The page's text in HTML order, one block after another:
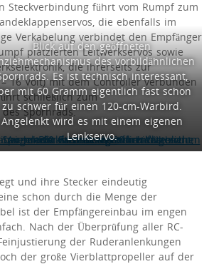
Steckverbindung führt vom Rumpf zum
die ebenfalls im
Verkabelung verbindet den Empfänger
platzierten Leitwerkservos sowie
die ihrerseits zur
16 Volt) mit dem Controller verbunden
schließlich zum
Spornrads.
Blick auf den geöffneten
des vorbildähnlichen
Es ist technisch interessant,
mit 60 Gramm eigentlich fast schon
zu schwer für einen 120-cm-Warbird.
Angelenkt wird es mit einem eigenen
Lenkservo.
und ihre Stecker eindeutig
schon durch die Menge der
ist der Empfängereinbau im engen
Nach der Überprüfung aller RC-
der Ruderanlenkungen
der große Vierblattpropeller auf der